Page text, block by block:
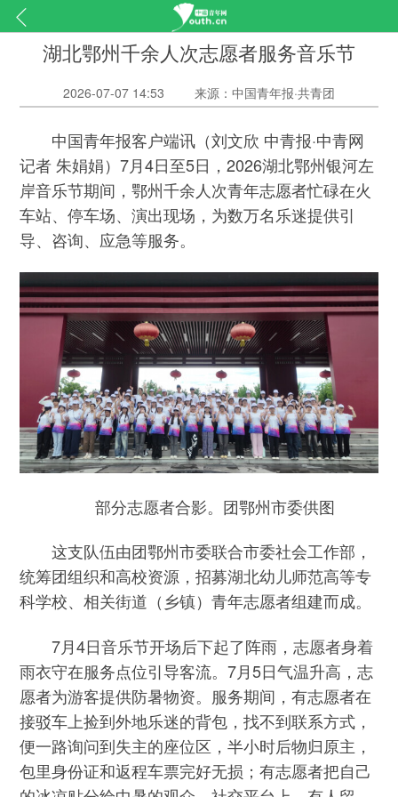
湖北鄂州千余人次志愿者服务音乐节
2026-07-07 14:53 来源：中国青年报·共青团
中国青年报客户端讯（刘文欣 中青报·中青网
记者 朱娟娟）7月4日至5日，2026湖北鄂州银河左
岸音乐节期间，鄂州千余人次青年志愿者忙碌在火
车站、停车场、演出现场，为数万名乐迷提供引
导、咨询、应急等服务。
部分志愿者合影。团鄂州市委供图
这支队伍由团鄂州市委联合市委社会工作部，
统筹团组织和高校资源，招募湖北幼儿师范高等专
科学校、相关街道（乡镇）青年志愿者组建而成。
7月4日音乐节开场后下起了阵雨，志愿者身着
雨衣守在服务点位引导客流。7月5日气温升高，志
愿者为游客提供防暑物资。服务期间，有志愿者在
接驳车上捡到外地乐迷的背包，找不到联系方式，
便一路询问到失主的座位区，半小时后物归原主，
包里身份证和返程车票完好无损；有志愿者把自己